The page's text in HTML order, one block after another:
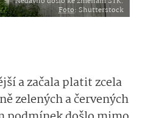
Foto: Shutterstock
a začala platit zcela
zelených a červených